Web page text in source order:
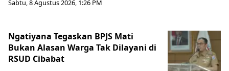
Sabtu, 8 Agustus 2026, 1:26 PM
Ngatiyana Tegaskan BPJS Mati
Bukan Alasan Warga Tak Dilayani di
RSUD Cibabat